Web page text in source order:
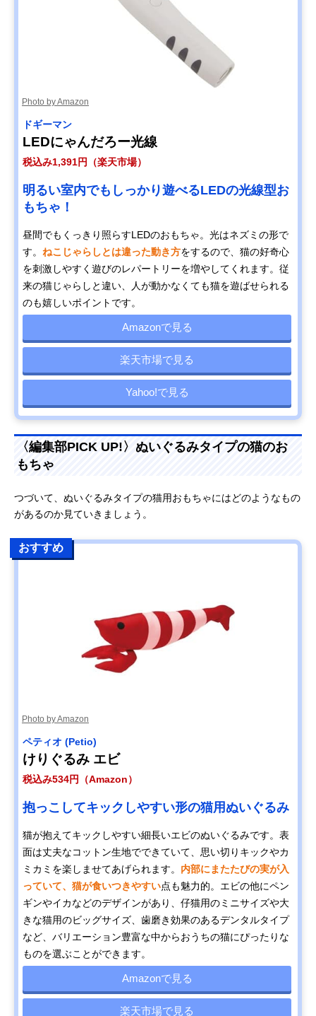
Photo by Amazon
ドギーマン
LEDにゃんだろー光線
税込み1,391円（楽天市場）
明るい室内でもしっかり遊べるLEDの光線型お
もちゃ！
昼間でもくっきり照らすLEDのおもちゃ。光はネズミの形で
す。 ねこじゃらしとは違った動き方をするので、猫の好奇心
を刺激しやすく遊びのレパートリーを増やしてくれます。従
来の猫じゃらしと違い、人が動かなくても猫を遊ばせられる
のも嬉しいポイントです。
Amazonで見る
楽天市場で見る
Yahoo!で見る
〈編集部PICK UP!〉ぬいぐるみタイプの猫のお
もちゃ
つづいて、ぬいぐるみタイプの猫用おもちゃにはどのようなもの
があるのか見ていきましょう。
おすすめ
Photo by Amazon
ペティオ (Petio)
けりぐるみ エビ
税込み534円（Amazon）
抱っこしてキックしやすい形の猫用ぬいぐるみ
猫が抱えてキックしやすい細長いエビのぬいぐるみです。表
面は丈夫なコットン生地でできていて、思い切りキックやカ
ミカミを楽しませてあげられます。 内部にまたたびの実が入
っていて、猫が食いつきやすい点も魅力的。エビの他にペン
ギンやイカなどのデザインがあり、仔猫用のミニサイズや大
きな猫用のビッグサイズ、歯磨き効果のあるデンタルタイプ
など、バリエーション豊富な中からおうちの猫にぴったりな
ものを選ぶことができます。
Amazonで見る
楽天市場で見る